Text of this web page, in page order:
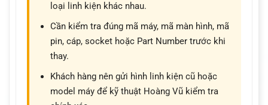
loại linh kiện khác nhau.
Cần kiểm tra đúng mã máy, mã màn hình, mã
pin, cáp, socket hoặc Part Number trước khi
thay.
Khách hàng nên gửi hình linh kiện cũ hoặc
model máy để kỹ thuật Hoàng Vũ kiểm tra